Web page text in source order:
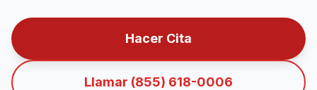
Hacer Cita
Llamar (855) 618-0006